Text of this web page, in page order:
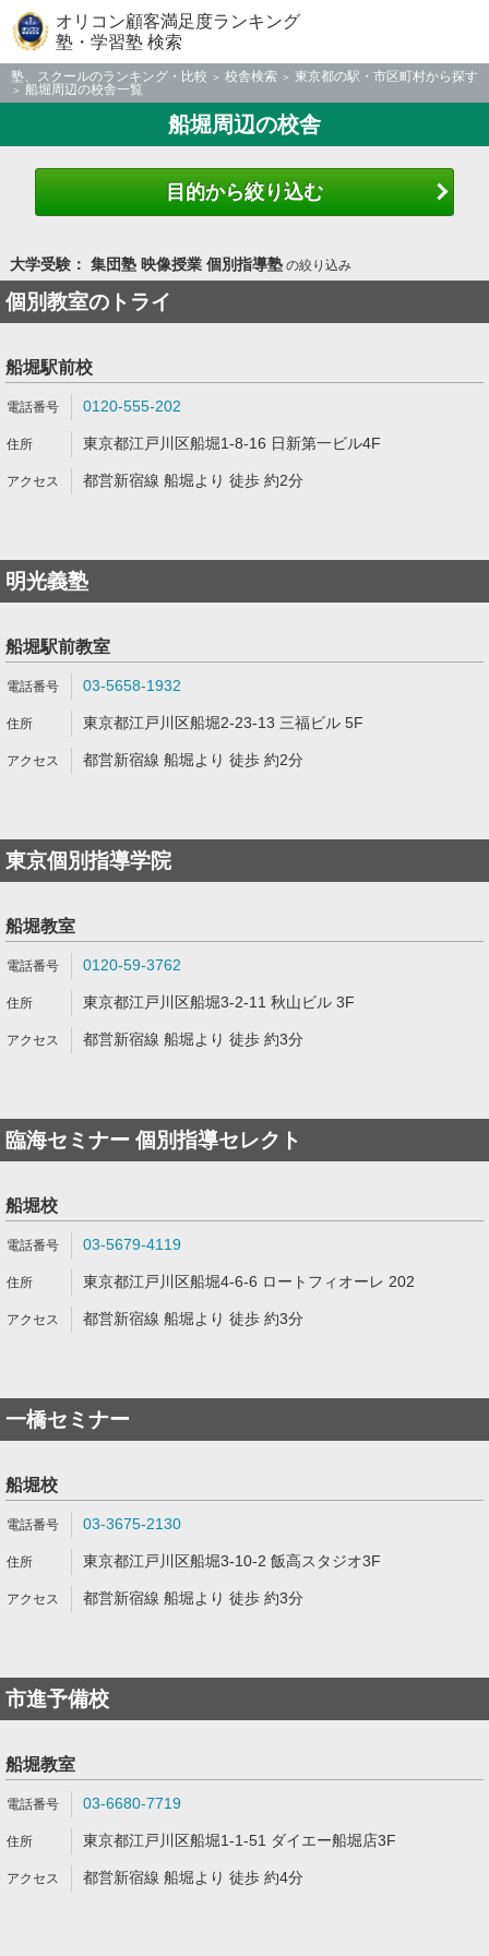
オリコン顧客満足度ランキング
塾・学習塾 検索
塾、スクールのランキング・比較 校舎検索
東京都の駅・市区町村から探す
船堀周辺の校舎一覧
船堀周辺の校舎
目的から絞り込む
大学受験： 集団塾 映像授業 個別指導塾の絞り込み
個別教室のトライ
船堀駅前校
0120-555-202
東京都江戸川区船堀1-8-16 日新第一ビル4F
都営新宿線 船堀より 徒歩 約2分
明光義塾
船堀駅前教室
03-5658-1932
東京都江戸川区船堀2-23-13 三福ビル 5F
都営新宿線 船堀より 徒歩 約2分
東京個別指導学院
船堀教室
0120-59-3762
東京都江戸川区船堀3-2-11 秋山ビル 3F
都営新宿線 船堀より 徒歩 約3分
臨海セミナー 個別指導セレクト
船堀校
03-5679-4119
東京都江戸川区船堀4-6-6 ロートフィオーレ 202
都営新宿線 船堀より 徒歩 約3分
一橋セミナー
船堀校
03-3675-2130
東京都江戸川区船堀3-10-2 飯高スタジオ3F
都営新宿線 船堀より 徒歩 約3分
市進予備校
船堀教室
03-6680-7719
東京都江戸川区船堀1-1-51 ダイエー船堀店3F
都営新宿線 船堀より 徒歩 約4分